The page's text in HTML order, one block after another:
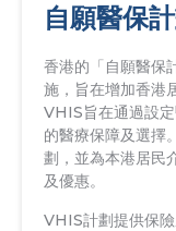
自願醫保
香港的「自願醫保
施，旨在增加香港
VHIS旨在通過設
的醫療保障及選擇
劃，並為本港居
及優惠。
VHIS計劃提供保